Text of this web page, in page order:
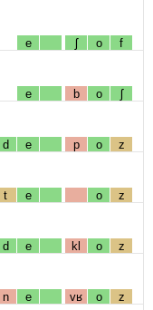
e ʃ o f
e b o ʃ
d e p o z
t e o z
d e kl o z
n e vʁ o z